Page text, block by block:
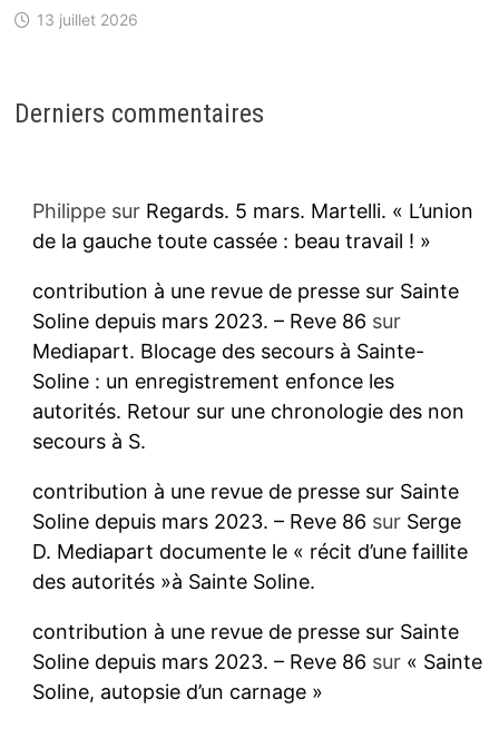
13 juillet 2026
Derniers commentaires
Philippesur Regards. 5 mars. Martelli. « L’union
de la gauche toute cassée : beau travail ! »
contribution à une revue de presse sur Sainte
Soline depuis mars 2023. – Reve 86 sur
Mediapart. Blocage des secours à Sainte-
Soline : un enregistrement enfonce les
autorités. Retour sur une chronologie des non
secours à S.
contribution à une revue de presse sur Sainte
Soline depuis mars 2023. – Reve 86 sur Serge
D. Mediapart documente le « récit d’une faillite
des autorités »à Sainte Soline.
contribution à une revue de presse sur Sainte
Soline depuis mars 2023. – Reve 86 sur « Sainte
Soline, autopsie d’un carnage »